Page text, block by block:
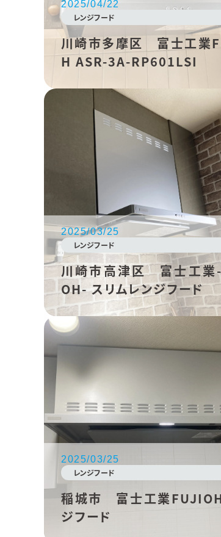
2025/04/22
レンジフード
川崎市多摩区 富士工業
H ASR-3A-RP601LSI
2025/03/25
レンジフード
川崎市高津区 富士工業
OH- スリムレンジフード
2025/03/25
レンジフード
稲城市 富士工業
ジフード